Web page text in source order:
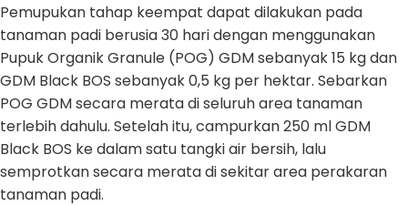
Pemupukan tahap keempat dapat dilakukan pada
tanaman padi berusia 30 hari dengan menggunakan
Pupuk Organik Granule (POG) GDM sebanyak 15 kg dan
GDM Black BOS sebanyak 0,5 kg per hektar. Sebarkan
POG GDM secara merata di seluruh area tanaman
terlebih dahulu. Setelah itu, campurkan 250 ml GDM
Black BOS ke dalam satu tangki air bersih, lalu
semprotkan secara merata di sekitar area perakaran
tanaman padi.